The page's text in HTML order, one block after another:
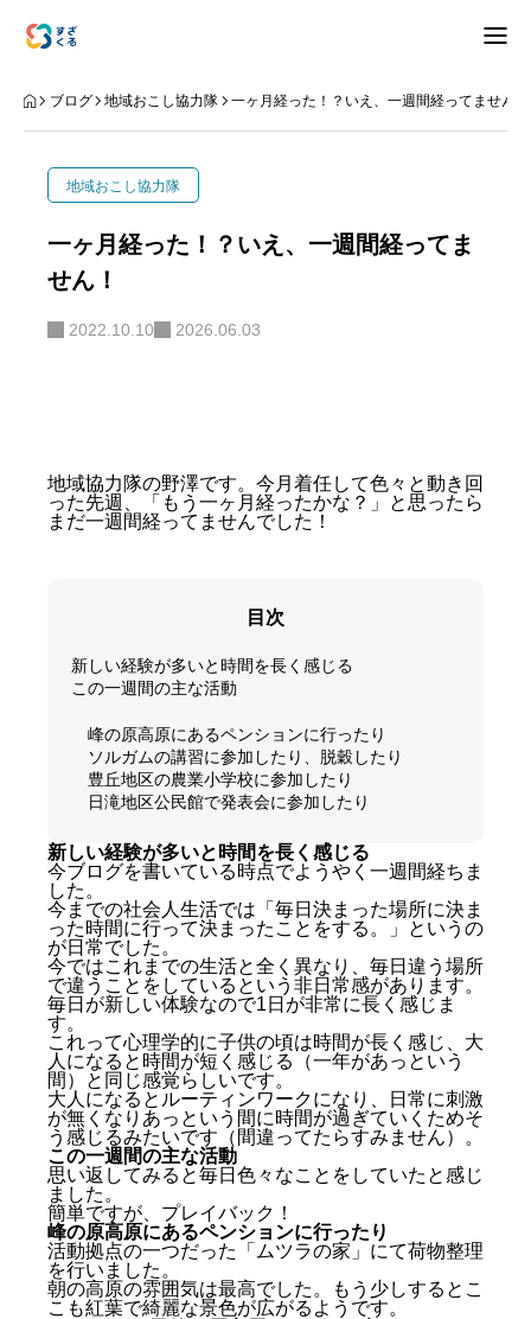
アバウト
ナリワイ
インタビュー
プライバシーポリシー
ブログ 地域おこし協力隊 一ヶ月経った！？いえ、一週間経ってません！
地域おこし協力隊
一ヶ月経った！？いえ、一週間経ってま
せん！
2022.10.10 2026.06.03
地域協力隊の野澤です。今月着任して色々と動き回
った先週、「もう一ヶ月経ったかな？」と思ったら
まだ一週間経ってませんでした！
目次
新しい経験が多いと時間を長く感じる
この一週間の主な活動
峰の原高原にあるペンションに行ったり
ソルガムの講習に参加したり、脱穀したり
豊丘地区の農業小学校に参加したり
日滝地区公民館で発表会に参加したり
新しい経験が多いと時間を長く感じる
今ブログを書いている時点でようやく一週間経ちま
した。
今までの社会人生活では「毎日決まった場所に決ま
った時間に行って決まったことをする。」というの
が日常でした。
今ではこれまでの生活と全く異なり、毎日違う場所
で違うことをしているという非日常感があります。
毎日が新しい体験なので1日が非常に長く感じま
す。
これって心理学的に子供の頃は時間が長く感じ、大
人になると時間が短く感じる（一年があっという
間）と同じ感覚らしいです。
大人になるとルーティンワークになり、日常に刺激
が無くなりあっという間に時間が過ぎていくためそ
う感じるみたいです（間違ってたらすみません）。
この一週間の主な活動
思い返してみると毎日色々なことをしていたと感じ
ました。
簡単ですが、プレイバック！
峰の原高原にあるペンションに行ったり
活動拠点の一つだった「ムツラの家」にて荷物整理
を行いました。
朝の高原の雰囲気は最高でした。もう少しするとこ
こも紅葉で綺麗な景色が広がるようです。